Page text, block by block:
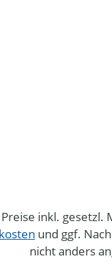
inkl. gesetzl.
und ggf.
nicht anders